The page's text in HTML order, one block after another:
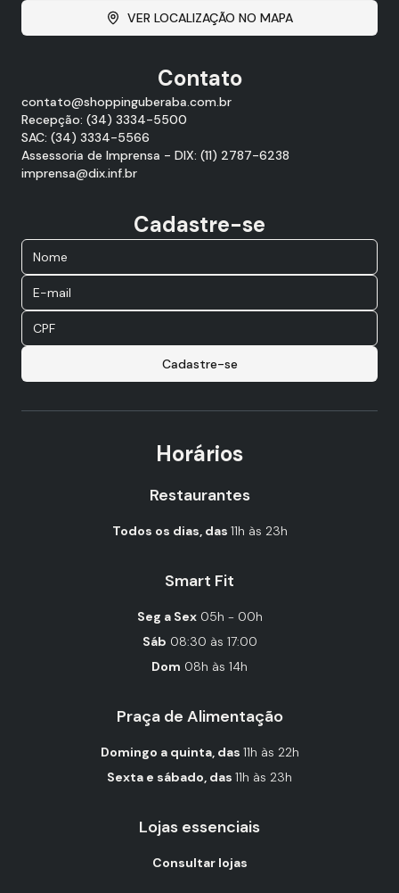
VER LOCALIZAÇÃO NO MAPA
Contato
contato@shoppinguberaba.com.br
Recepção: (34) 3334-5500
SAC: (34) 3334-5566
Assessoria de Imprensa - DIX: (11) 2787-6238
imprensa@dix.inf.br
Cadastre-se
Cadastre-se
Horários
Restaurantes
Todos os dias, das 11h às 23h
Smart Fit
Seg a Sex 05h - 00h
Sáb 08:30 às 17:00
Dom 08h às 14h
Praça de Alimentação
Domingo a quinta, das 11h às 22h
Sexta e sábado, das 11h às 23h
Lojas essenciais
Consultar lojas